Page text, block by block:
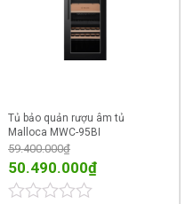
Tủ bảo quản rượu âm tủ
Malloca MWC-95BI
59.400.000₫
50.490.000₫